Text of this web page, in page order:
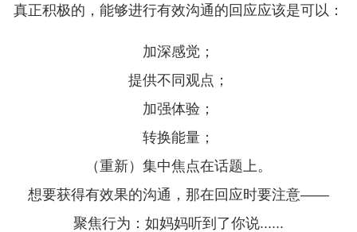
真正积极的，能够进行有效沟通的回应应该是可以：
加深感觉；
提供不同观点；
加强体验；
转换能量；
（重新）集中焦点在话题上。
想要获得有效果的沟通，那在回应时要注意——
聚焦行为：如妈妈听到了你说......